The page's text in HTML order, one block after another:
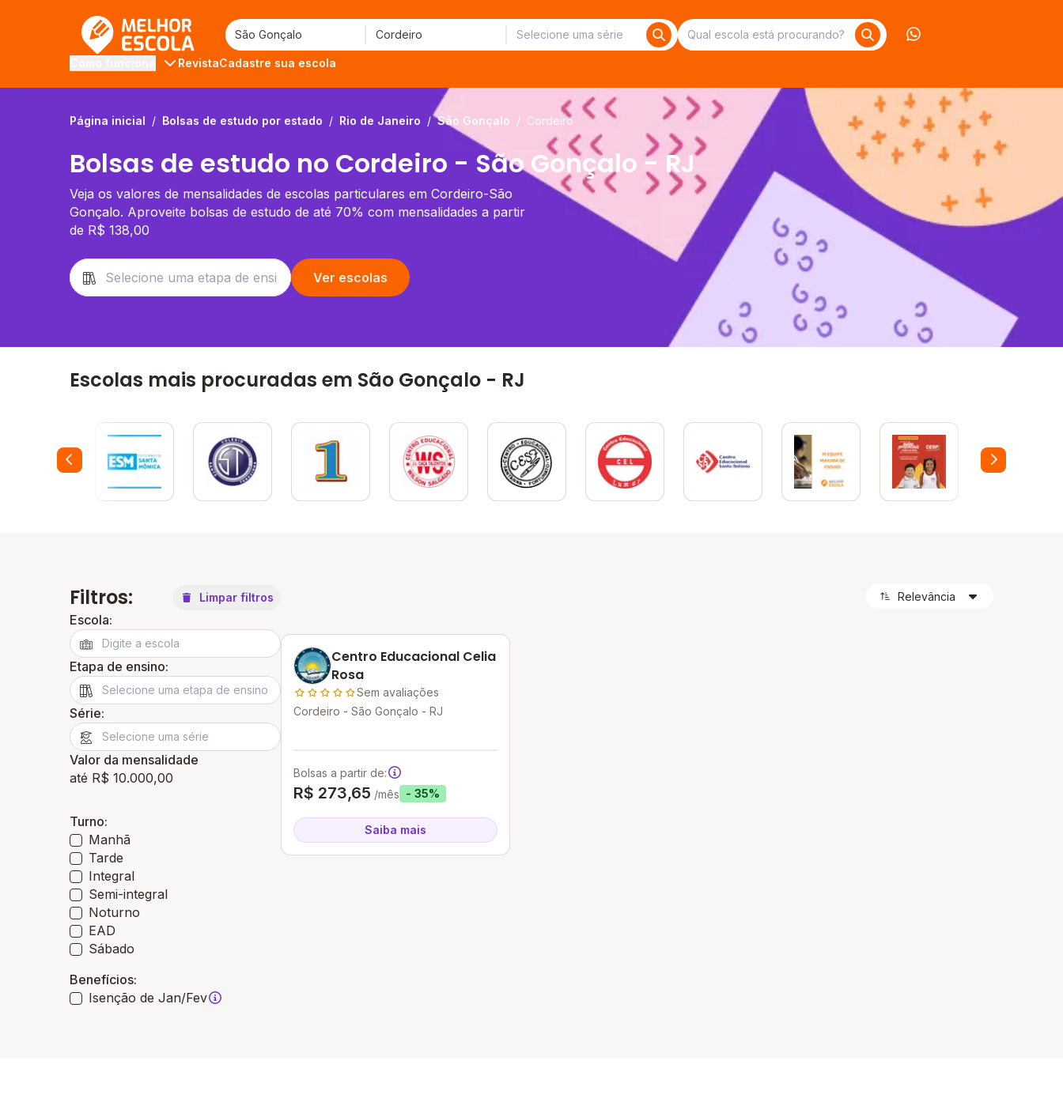
RevistaCadastre sua escola
Página inicial / Bolsas de estudo por estado / Rio de Janeiro / São Gonçalo / Cordeiro
Bolsas de estudo no Cordeiro - São Gonçalo - RJ
Veja os valores de mensalidades de escolas particulares em Cordeiro-São
Gonçalo. Aproveite bolsas de estudo de até 70% com mensalidades a partir
de R$ 138,00
Ver escolas
Escolas mais procuradas em São Gonçalo - RJ
Filtros: Limpar filtros
Escola:
Etapa de ensino:
Série:
Valor da mensalidade
até R$ 10.000,00
Turno:
Manhã
Tarde
Integral
Semi-integral
Noturno
EAD
Sábado
Benefícios:
Isenção de Jan/Fev
Centro Educacional Celia
Rosa
Sem avaliações
Cordeiro - São Gonçalo - RJ
Bolsas a partir de:
R$ 273,65 /mês - 35%
Saiba mais